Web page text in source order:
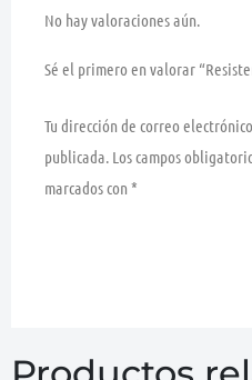
No hay valoraciones aún.
Sé el primero en valorar
Tu dirección de correo
publicada. Los campos
marcados con *